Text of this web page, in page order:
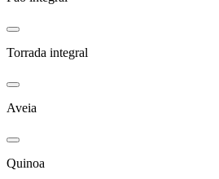
Torrada integral
Aveia
Quinoa